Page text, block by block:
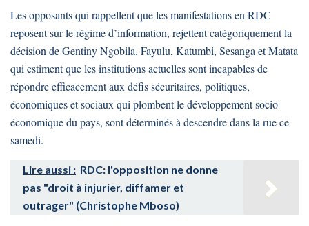
Les opposants qui rappellent que les manifestations en RDC
reposent sur le régime d’information, rejettent catégoriquement la
décision de Gentiny Ngobila. Fayulu, Katumbi, Sesanga et Matata
qui estiment que les institutions actuelles sont incapables de
répondre efficacement aux défis sécuritaires, politiques,
économiques et sociaux qui plombent le développement socio-
économique du pays, sont déterminés à descendre dans la rue ce
samedi.
Lire aussi : RDC: l'opposition ne donne
pas "droit à injurier, diffamer et
outrager" (Christophe Mboso)